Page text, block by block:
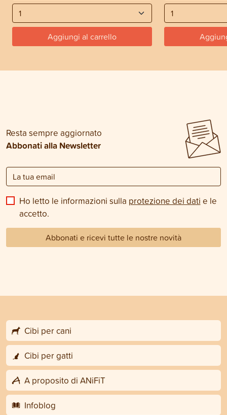
Aggiungi al carrello
Resta sempre aggiornato
Abbonati alla Newsletter
Ho letto le informazioni sulla protezione dei dati e le
accetto.
Abbonati e ricevi tutte le nostre novità
Cibi per cani
Cibi per gatti
A proposito di ANiFiT
Infoblog